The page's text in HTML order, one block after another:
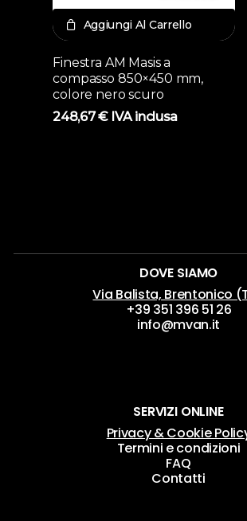
Aggiungi Al Carrello
Finestra AM Masis a
compasso 850×450 mm,
colore nero scuro
248,67€ IVA inclusa
DOVE SIAMO
Via Balista, Brentonico
+39 351 396 51 26
info@mvan.it
SERVIZI ONLINE
Privacy & Cookie
Termini e condizioni
FAQ
Contatti